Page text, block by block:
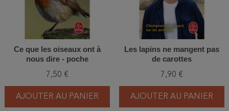
Ce que les oiseaux ont à
nous dire - poche
7,50 €
AJOUTER AU PANIER
Les lapins ne mangent pas
de carottes
7,90 €
AJOUTER AU PANIER